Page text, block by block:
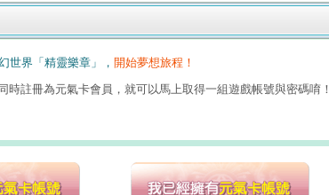
世界「精靈樂章」， 開始夢想旅程！
註冊為元氣卡會員，就可以馬上取得一組遊戲帳號與密碼唷！